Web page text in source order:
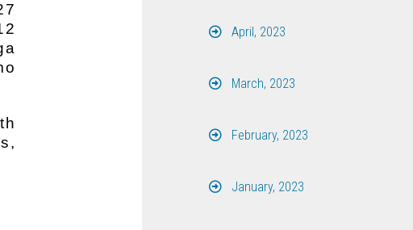
April, 2023
March, 2023
February, 2023
January, 2023